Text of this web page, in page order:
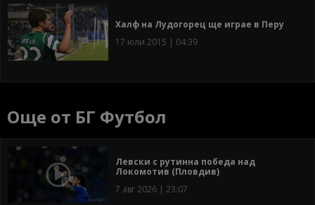
Халф на Лудогорец ще играе в Перу
17 юли 2015 | 04:39
Още от БГ Футбол
Левски с рутинна победа над
Локомотив (Пловдив)
7 авг 2026 | 23:07